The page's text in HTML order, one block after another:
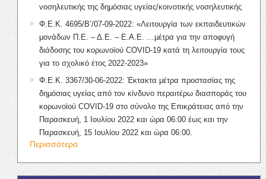
νοσηλευτικής της δημόσιας υγείας/κοινοτικής νοσηλευτικής
Φ.Ε.Κ. 4695/Β’/07-09-2022: «Λειτουργία των εκπαιδευτικών
μονάδων Π.Ε. – Δ.Ε. – Ε.Α.Ε. …μέτρα για την αποφυγή
διάδοσης του κορωνοϊού COVID-19 κατά τη λειτουργία τους
για το σχολικό έτος 2022-2023»
Φ.Ε.Κ. 3367/30-06-2022: Έκτακτα μέτρα προστασίας της
δημόσιας υγείας από τον κίνδυνο περαιτέρω διασποράς του
κορωνοϊού COVID-19 στο σύνολο της Επικράτειας από την
Παρασκευή, 1 Ιουλίου 2022 και ώρα 06:00 έως και την
Παρασκευή, 15 Ιουλίου 2022 και ώρα 06:00.
Περισσότερα